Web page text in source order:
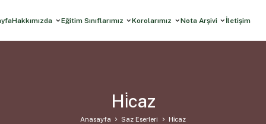
Hakkımızda Eğitim Sınıflarımız Korolarımız Nota Arşivi İletişim
Hi̇caz
Anasayfa Saz Eserleri Hi̇caz